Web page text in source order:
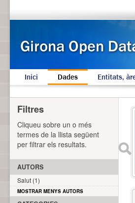
Inici Dades Entitats,
Filtres
Cliqueu sobre un o més
termes de la llista següent
per filtrar els resultats.
AUTORS
Salut (1)
MOSTRAR MENYS AUTORS